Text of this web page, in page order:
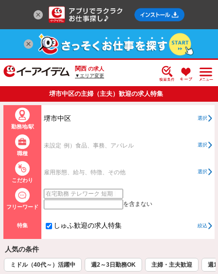
関西 の求人
▼エリア変更
堺市中区の主婦（主夫）歓迎の求人特集
勤務地/駅
堺市中区 選択
職種
未設定 例）食品、事務、アパレル 選択
こだわり
雇用形態、給与、特徴、その他 選択
フリーワード を含まない
特集 しゅふ歓迎の求人特集 絞込
人気の条件
ミドル（40代～）活躍中 週2～3日勤務OK 主婦・主夫歓迎 週